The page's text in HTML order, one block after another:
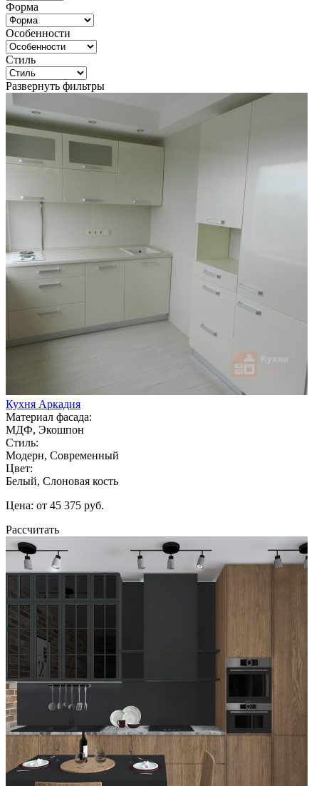
Форма
Особенности
Стиль
Развернуть фильтры
Кухня Аркадия
Материал фасада:
МДФ, Экошпон
Стиль:
Модерн, Современный
Цвет:
Белый, Слоновая кость
Цена: от 45 375 руб.
Рассчитать